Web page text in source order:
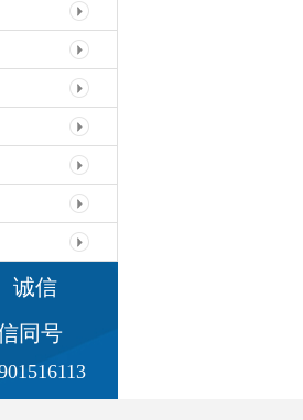
信
同号